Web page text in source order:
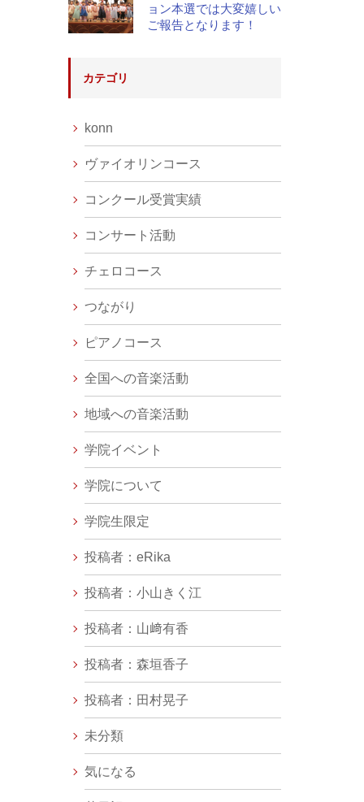
ョン本選では大変嬉しい
ご報告となります！
カテゴリ
konn
ヴァイオリンコース
コンクール受賞実績
コンサート活動
チェロコース
つながり
ピアノコース
全国への音楽活動
地域への音楽活動
学院イベント
学院について
学院生限定
投稿者：eRika
投稿者：小山きく江
投稿者：山﨑有香
投稿者：森垣香子
投稿者：田村晃子
未分類
気になる